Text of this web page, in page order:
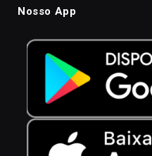
Nosso App